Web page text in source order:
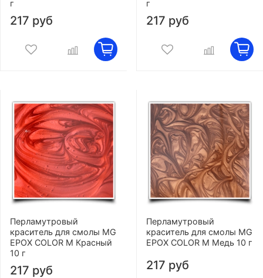
г
217 руб
г
217 руб
Перламутровый
краситель для смолы MG
EPOX COLOR M Красный
10 г
217 руб
Перламутровый
краситель для смолы MG
EPOX COLOR M Медь 10 г
217 руб